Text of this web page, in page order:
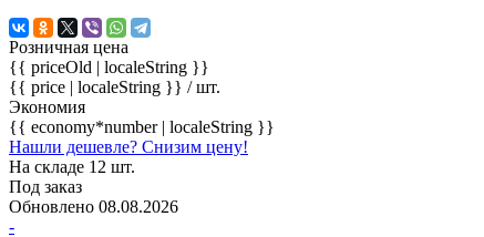
Розничная цена
{{ priceOld | localeString }}
{{ price | localeString }} / шт.
Экономия
{{ economy*number | localeString }}
Нашли дешевле? Снизим цену!
На складе 12 шт.
Под заказ
Обновлено 08.08.2026
-